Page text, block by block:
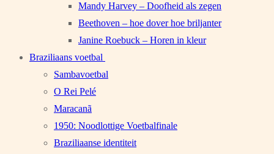
Mandy Harvey – Doofheid als zegen
Beethoven – hoe dover hoe briljanter
Janine Roebuck – Horen in kleur
Braziliaans voetbal
Sambavoetbal
O Rei Pelé
Maracanã
1950: Noodlottige Voetbalfinale
Braziliaanse identiteit